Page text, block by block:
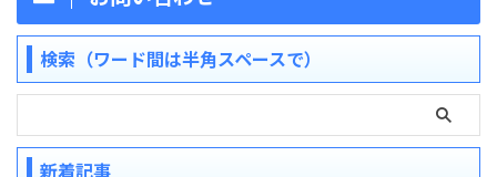
検索（ワード間は半角スペースで）
新着記事